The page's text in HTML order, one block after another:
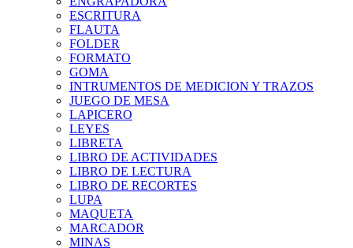
ESCRITURA
FLAUTA
FOLDER
FORMATO
GOMA
INTRUMENTOS DE MEDICION Y TRAZOS
JUEGO DE MESA
LAPICERO
LEYES
LIBRETA
LIBRO DE ACTIVIDADES
LIBRO DE LECTURA
LIBRO DE RECORTES
LUPA
MAQUETA
MARCADOR
MINAS